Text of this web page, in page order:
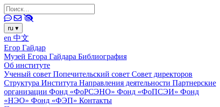
ru ▾
en 中文
Егор Гайдар
Музей Егора Гайдара Библиография
Об институте
Ученый совет Попечительский совет Совет директоров
Структура Института Направления деятельности Партнерские
организации Фонд «ФоРСЭНО» Фонд «ФоПСЭИ» Фонд
«НЭО» Фонд «ФЭП» Контакты